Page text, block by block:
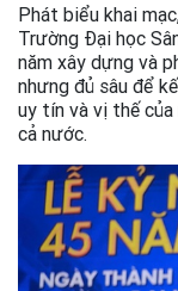
Phát biểu khai
Trường Đại học
năm xây dựng và
nhưng đủ sâu để
uy tín và vị thế
cả nước.